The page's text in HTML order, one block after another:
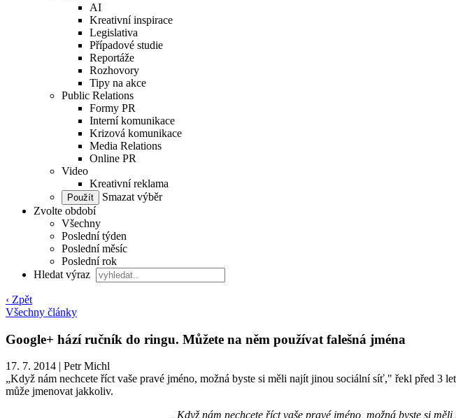
AI
Kreativní inspirace
Legislativa
Případové studie
Reportáže
Rozhovory
Tipy na akce
Public Relations
Formy PR
Interní komunikace
Krizová komunikace
Media Relations
Online PR
Video
Kreativní reklama
Smazat výběr
Zvolte období
Všechny
Poslední týden
Poslední měsíc
Poslední rok
Hledat výraz
‹ Zpět
Všechny články
Google+ hází ručník do ringu. Můžete na něm používat falešná jména
17. 7. 2014 | Petr Michl
„Když nám nechcete říct vaše pravé jméno, možná byste si měli najít jinou sociální síť," řekl před
může jmenovat jakkoliv.
„Když nám nechcete říct vaše pravé jméno, možná byste si